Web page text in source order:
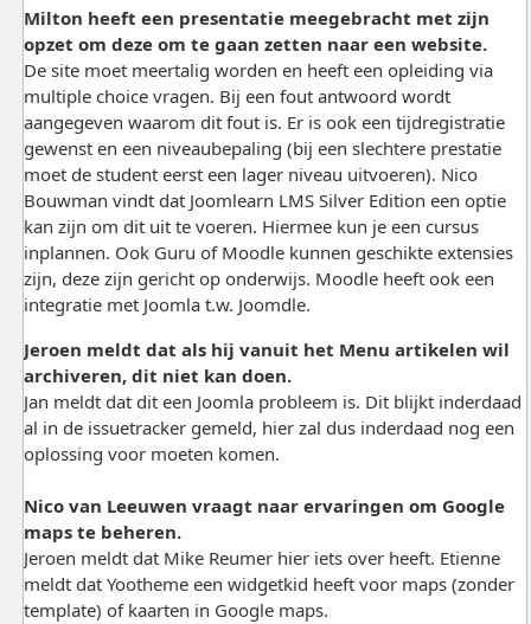
Milton heeft een presentatie meegebracht met zijn
opzet om deze om te gaan zetten naar een website.
De site moet meertalig worden en heeft een opleiding via
multiple choice vragen. Bij een fout antwoord wordt
aangegeven waarom dit fout is. Er is ook een tijdregistratie
gewenst en een niveaubepaling (bij een slechtere prestatie
moet de student eerst een lager niveau uitvoeren). Nico
Bouwman vindt dat Joomlearn LMS Silver Edition een optie
kan zijn om dit uit te voeren. Hiermee kun je een cursus
inplannen. Ook Guru of Moodle kunnen geschikte extensies
zijn, deze zijn gericht op onderwijs. Moodle heeft ook een
integratie met Joomla t.w. Joomdle.
Jeroen meldt dat als hij vanuit het Menu artikelen wil
archiveren, dit niet kan doen.
Jan meldt dat dit een Joomla probleem is. Dit blijkt inderdaad
al in de issuetracker gemeld, hier zal dus inderdaad nog een
oplossing voor moeten komen.
Nico van Leeuwen vraagt naar ervaringen om Google
maps te beheren.
Jeroen meldt dat Mike Reumer hier iets over heeft. Etienne
meldt dat Yootheme een widgetkid heeft voor maps (zonder
template) of kaarten in Google maps.